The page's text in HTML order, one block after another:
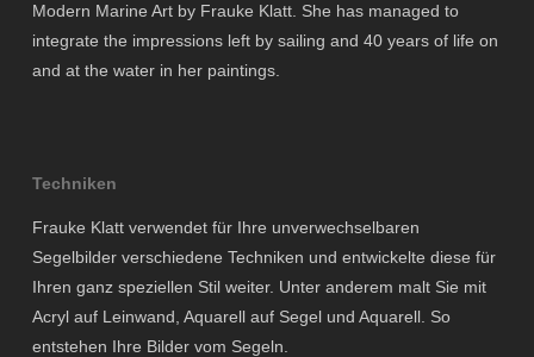
Modern Marine Art by Frauke Klatt. She has managed to
integrate the impressions left by sailing and 40 years of life on
and at the water in her paintings.
Techniken
Frauke Klatt verwendet für Ihre unverwechselbaren
Segelbilder verschiedene Techniken und entwickelte diese für
Ihren ganz speziellen Stil weiter. Unter anderem malt Sie mit
Acryl auf Leinwand, Aquarell auf Segel und Aquarell. So
entstehen Ihre Bilder vom Segeln.